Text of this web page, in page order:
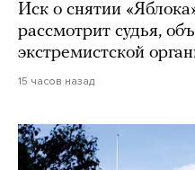
Иск о снятии
рассмотрит судья,
экстремистской
15 часов назад